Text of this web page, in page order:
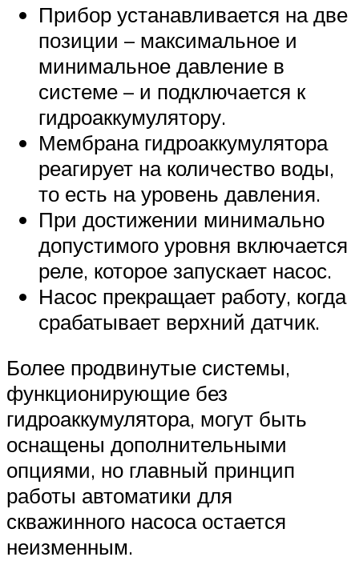
Прибор устанавливается на две
позиции – максимальное и
минимальное давление в
системе – и подключается к
гидроаккумулятору.
Мембрана гидроаккумулятора
реагирует на количество воды,
то есть на уровень давления.
При достижении минимально
допустимого уровня включается
реле, которое запускает насос.
Насос прекращает работу, когда
срабатывает верхний датчик.
Более продвинутые системы,
функционирующие без
гидроаккумулятора, могут быть
оснащены дополнительными
опциями, но главный принцип
работы автоматики для
скважинного насоса остается
неизменным.